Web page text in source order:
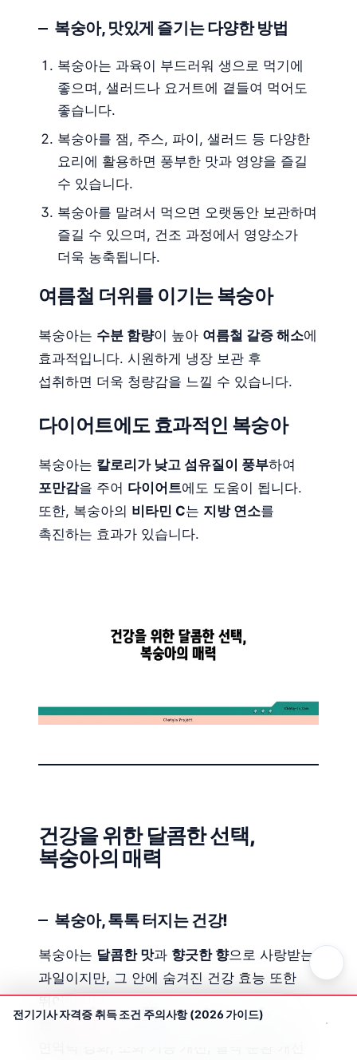
복숭아, 맛있게 즐기는 다양한 방법
복숭아는 과육이 부드러워 생으로 먹기에
좋으며, 샐러드나 요거트에 곁들여 먹어도
좋습니다.
복숭아를 잼, 주스, 파이, 샐러드 등 다양한
요리에 활용하면 풍부한 맛과 영양을 즐길
수 있습니다.
복숭아를 말려서 먹으면 오랫동안 보관하며
즐길 수 있으며, 건조 과정에서 영양소가
더욱 농축됩니다.
여름철 더위를 이기는 복숭아
복숭아는 수분 함량이 높아 여름철 갈증 해소에
효과적입니다. 시원하게 냉장 보관 후
섭취하면 더욱 청량감을 느낄 수 있습니다.
다이어트에도 효과적인 복숭아
복숭아는 칼로리가 낮고 섬유질이 풍부하여
포만감을 주어 다이어트에도 도움이 됩니다.
또한, 복숭아의 비타민 C는 지방 연소를
촉진하는 효과가 있습니다.
건강을 위한 달콤한 선택,
복숭아의 매력
복숭아, 톡톡 터지는 건강!
복숭아는 달콤한 맛과 향긋한 향으로 사랑받는
과일이지만, 그 안에 숨겨진 건강 효능 또한
뛰어납니다.
풍부한 비타민과 미네랄, 그리고 식이섬유
전기기사 자격증 취득 조건 주의사항 (2026 가이드)